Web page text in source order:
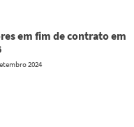
em fim de contrato em
2024